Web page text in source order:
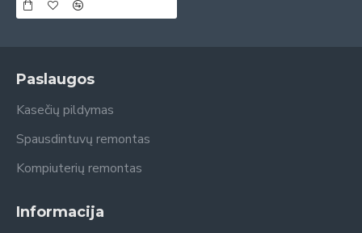
Paslaugos
Kasečių pildymas
Spausdintuvų remontas
Kompiuterių remontas
Informacija